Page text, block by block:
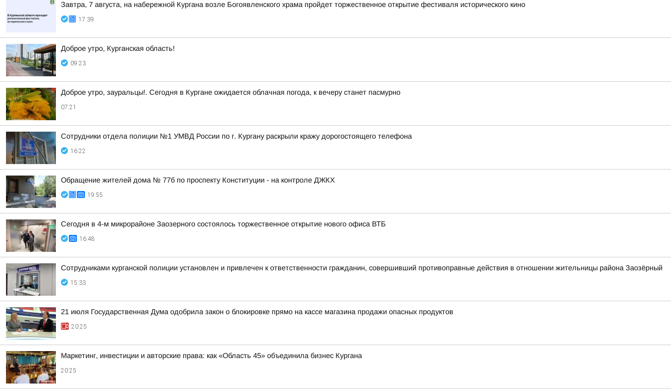
Завтра, 7 августа, на набережной Кургана возле Богоявленского храма пройдет торжественное открытие фестиваля исторического кино
17:39
Доброе утро, Курганская область!
09:23
Доброе утро, зауральцы!. Сегодня в Кургане ожидается облачная погода, к вечеру станет пасмурно
07:21
Сотрудники отдела полиции №1 УМВД России по г. Кургану раскрыли кражу дорогостоящего телефона
16:22
Обращение жителей дома № 77б по проспекту Конституции - на контроле ДЖКХ
19:55
Сегодня в 4-м микрорайоне Заозерного состоялось торжественное открытие нового офиса ВТБ
16:48
Сотрудниками курганской полиции установлен и привлечен к ответственности гражданин, совершивший противоправные действия в отношении жительницы района Заозёрный
15:33
21 июля Государственная Дума одобрила закон о блокировке прямо на кассе магазина продажи опасных продуктов
20:25
Маркетинг, инвестиции и авторские права: как «Область 45» объединила бизнес Кургана
20:25